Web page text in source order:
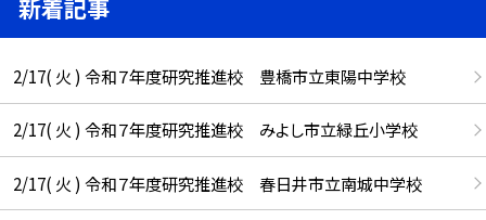
新着記事
2/17( 火 ) 令和７年度研究推進校 豊橋市立東陽中学校
2/17( 火 ) 令和７年度研究推進校 みよし市立緑丘小学校
2/17( 火 ) 令和７年度研究推進校 春日井市立南城中学校